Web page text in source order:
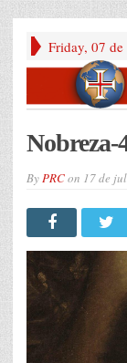
Friday, 07
Nobreza-
ByPRCon 17 de